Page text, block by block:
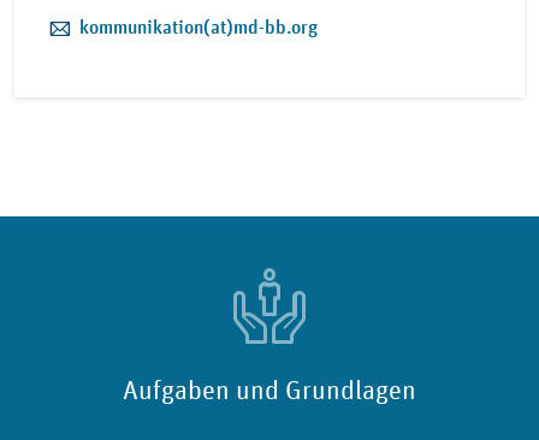
E-Mail:
kommunikation(at)md-bb.org
Aufgaben und Grundlagen